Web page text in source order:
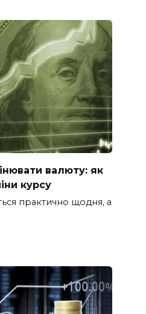
валюту: як
курсу
практично щодня, а